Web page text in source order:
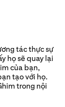
tác thực sự
họ sẽ quay lại
của bạn,
tạo với họ.
trong nội